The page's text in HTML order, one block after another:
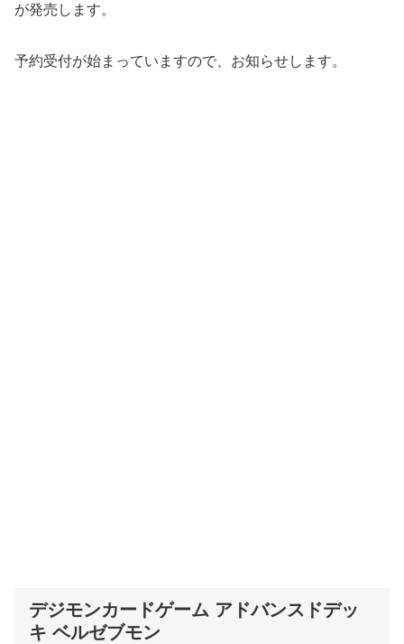
が発売します。
予約受付が始まっていますので、お知らせします。
デジモンカードゲーム アドバンスドデッ
キ ベルゼブモン